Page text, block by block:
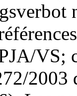
VS;